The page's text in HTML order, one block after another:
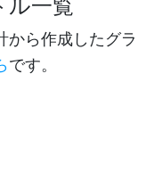
ル一覧
から作成したグラ
です。